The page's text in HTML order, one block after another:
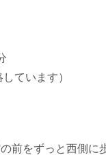
ています）
前をずっと西側に